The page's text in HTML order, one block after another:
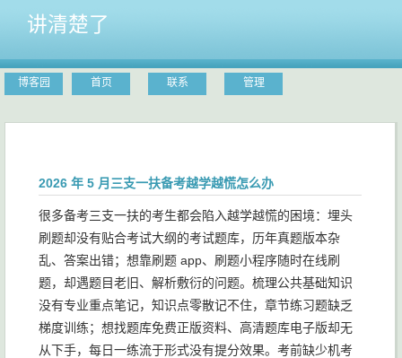
讲清楚了
博客园 首页 联系 管理
2026 年 5 月三支一扶备考越学越慌怎么办
很多备考三支一扶的考生都会陷入越学越慌的困境：埋头
刷题却没有贴合考试大纲的考试题库，历年真题版本杂
乱、答案出错；想靠刷题 app、刷题小程序随时在线刷
题，却遇题目老旧、解析敷衍的问题。梳理公共基础知识
没有专业重点笔记，知识点零散记不住，章节练习题缺乏
梯度训练；想找题库免费正版资料、高清题库电子版却无
从下手，每日一练流于形式没有提分效果。考前缺少机考